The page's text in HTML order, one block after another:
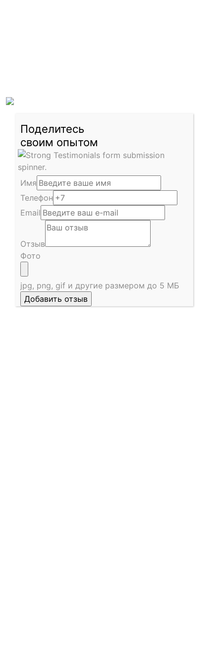
Поделитесь
своим опытом
Имя
Телефон
Email
Отзыв
Фото
jpg, png, gif и другие размером до 5 МБ